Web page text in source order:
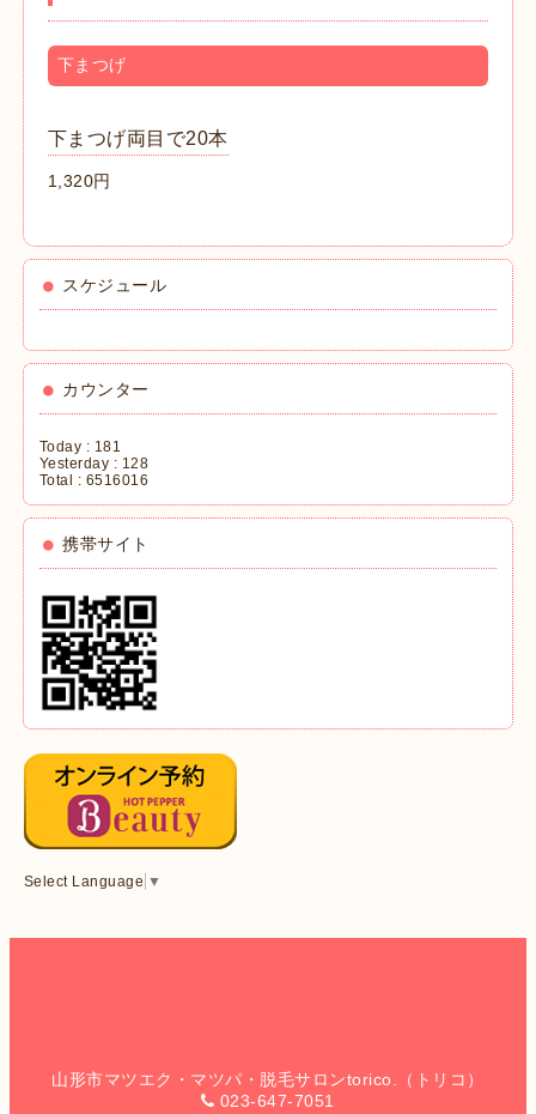
下まつげ
下まつげ両目で20本
1,320円
スケジュール
カウンター
Today : 181
Yesterday : 128
Total : 6516016
携帯サイト
Select Language ▼
山形市マツエク・マツパ・脱毛サロンtorico.（トリコ）
023-647-7051